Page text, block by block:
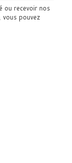
ou recevoir nos
vous pouvez